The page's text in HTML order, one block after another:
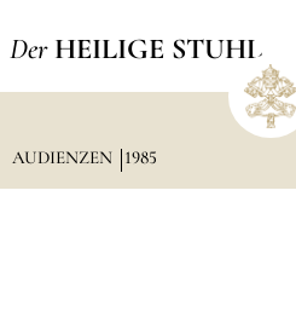
Der HEILIGE STUHL
AUDIENZEN 1985